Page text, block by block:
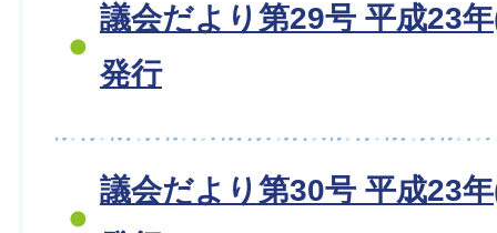
議会だより第29号 平成23
発行
議会だより第30号 平成23